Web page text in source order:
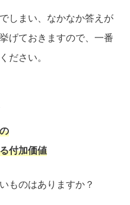
しまい、なかなか答えが
げておきますので、一番
ださい。
付加価値
ものはありますか？